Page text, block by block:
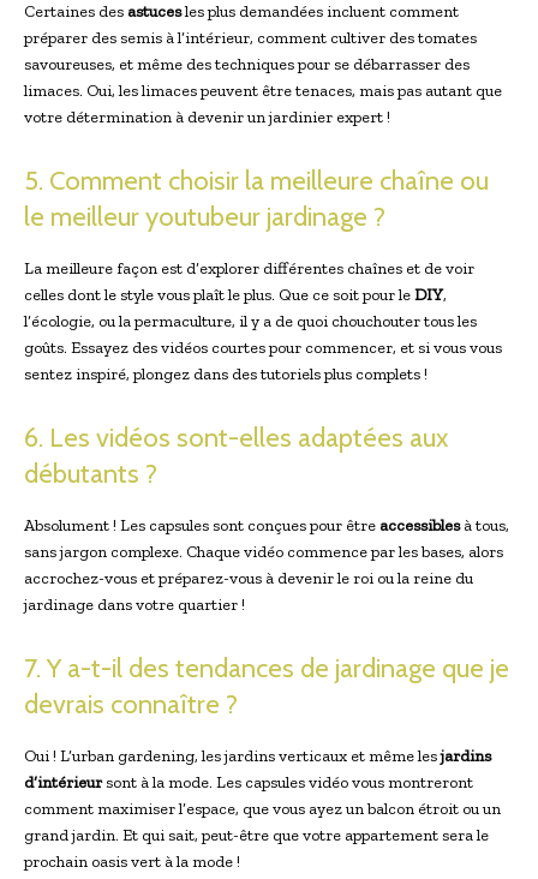
Certaines des astucesles plus demandées incluent comment
préparer des semis à l’intérieur, comment cultiver des tomates
savoureuses, et même des techniques pour se débarrasser des
limaces. Oui, les limaces peuvent être tenaces, mais pas autant que
votre détermination à devenir un jardinier expert !
5. Comment choisir la meilleure chaîne ou
le meilleur youtubeur jardinage ?
La meilleure façon est d’explorer différentes chaînes et de voir
celles dont le style vous plaît le plus. Que ce soit pour leDIY,
l’écologie, ou la permaculture, il y a de quoi chouchouter tous les
goûts. Essayez des vidéos courtes pour commencer, et si vous vous
sentez inspiré, plongez dans des tutoriels plus complets !
6. Les vidéos sont-elles adaptées aux
débutants ?
Absolument ! Les capsules sont conçues pour être accessiblesà tous,
sans jargon complexe. Chaque vidéo commence par les bases, alors
accrochez-vous et préparez-vous à devenir le roi ou la reine du
jardinage dans votre quartier !
7. Y a-t-il des tendances de jardinage que je
devrais connaître ?
Oui ! L’urban gardening, les jardins verticaux et même lesjardins
d’intérieursont à la mode. Les capsules vidéo vous montreront
comment maximiser l’espace, que vous ayez un balcon étroit ou un
grand jardin. Et qui sait, peut-être que votre appartement sera le
prochain oasis vert à la mode !